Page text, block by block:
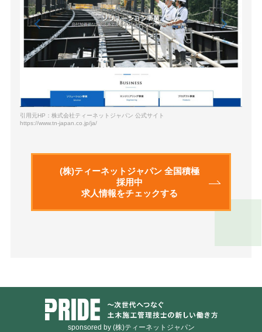
引用元HP：株式会社ティーネットジャパン 公式サイト
https://www.tn-japan.co.jp/ja/
(株)ティーネットジャパン 全国積極
採用中
求人情報をチェックする
sponsored by (株)ティーネットジャパン